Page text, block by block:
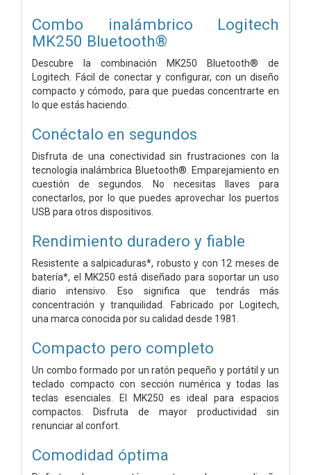
Combo inalámbrico Logitech
MK250 Bluetooth®
Descubre la combinación MK250 Bluetooth® de
Logitech. Fácil de conectar y configurar, con un diseño
compacto y cómodo, para que puedas concentrarte en
lo que estás haciendo.
Conéctalo en segundos
Disfruta de una conectividad sin frustraciones con la
tecnología inalámbrica Bluetooth®. Emparejamiento en
cuestión de segundos. No necesitas llaves para
conectarlos, por lo que puedes aprovechar los puertos
USB para otros dispositivos.
Rendimiento duradero y fiable
Resistente a salpicaduras*, robusto y con 12 meses de
batería*, el MK250 está diseñado para soportar un uso
diario intensivo. Eso significa que tendrás más
concentración y tranquilidad. Fabricado por Logitech,
una marca conocida por su calidad desde 1981.
Compacto pero completo
Un combo formado por un ratón pequeño y portátil y un
teclado compacto con sección numérica y todas las
teclas esenciales. El MK250 es ideal para espacios
compactos. Disfruta de mayor productividad sin
renunciar al confort.
Comodidad óptima